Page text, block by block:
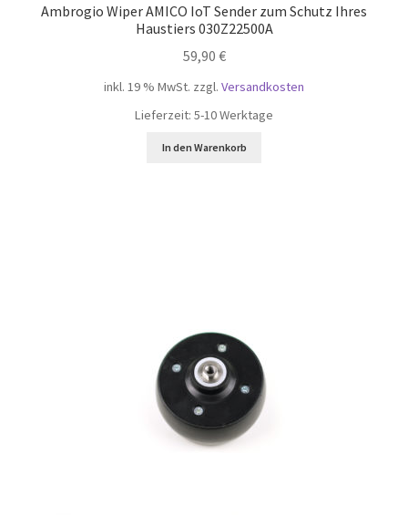
Ambrogio Wiper AMICO IoT Sender zum Schutz Ihres
Haustiers 030Z22500A
59,90 €
inkl. 19 % MwSt. zzgl. Versandkosten
Lieferzeit: 5-10 Werktage
In den Warenkorb